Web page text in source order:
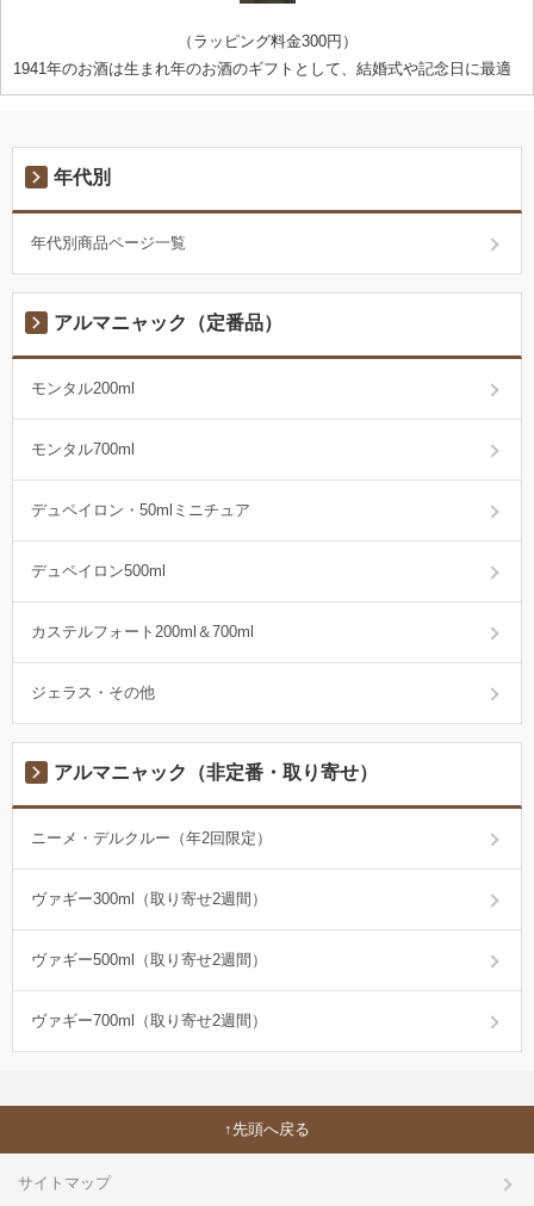
（ラッピング料金300円）
1941年のお酒は生まれ年のお酒のギフトとして、結婚式や記念日に最適
年代別
年代別商品ページ一覧
アルマニャック（定番品）
モンタル200ml
モンタル700ml
デュペイロン・50mlミニチュア
デュペイロン500ml
カステルフォート200ml＆700ml
ジェラス・その他
アルマニャック（非定番・取り寄せ）
ニーメ・デルクルー（年2回限定）
ヴァギー300ml（取り寄せ2週間）
ヴァギー500ml（取り寄せ2週間）
ヴァギー700ml（取り寄せ2週間）
先頭へ戻る
サイトマップ